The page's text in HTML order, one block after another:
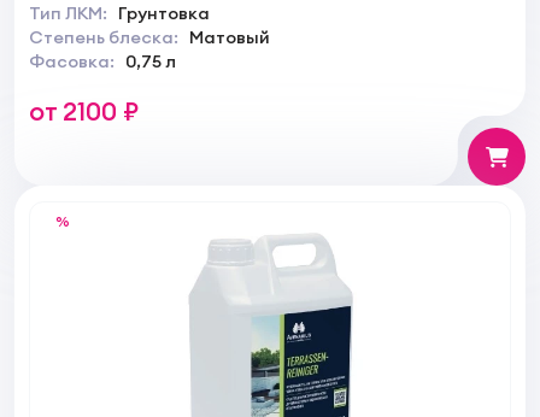
Тип ЛКМ:
Грунтовка
Степень блеска:
Матовый
Фасовка:
0,75 л
от 2100 ₽
%